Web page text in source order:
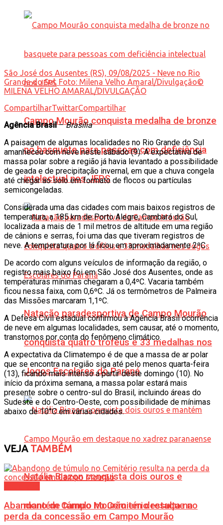
Campo Mourão conquista medalha de bronze
no basquete para pessoas com deficiência
intelectual nos JEPS
Natação paradesportiva de Campo Mourão
conquista quatro troféus e 33 medalhas nos
Jogos Escolares do Paraná
Natália Biazon conquista dois ouros e
mantém Campo Mourão em destaque no
São José dos Ausentes (RS), 09/08/2025 - Neve no Rio
Grande do Sul. Foto: Milena Velho Amaral/Divulgação©
MILENA VELHO AMARAL/DIVULGAÇÃO
CompartilharTwittarCompartilhar
Agência Brasil–Brasília
A paisagem de algumas localidades no Rio Grande do Sul
amanheceu com neve neste sábado (9). A expectativa de
massa polar sobre a região já havia levantado a possibilidade
de geada e de precipitação invernal, em que a chuva congela
até chegar ao solo em formato de flocos ou partículas
semicongeladas.
Considerada uma das cidades com mais baixos registros de
temperatura, a 185 km de Porto Alegre, Cambará do Sul,
localizada a mais de 1 mil metros de altitude em uma região
de cânions e serras, foi uma das que tiveram registros de
neve. A temperatura por lá ficou em aproximadamente 2ºC.
De acordo com alguns veículos de informação da região, o
registro mais baixo foi em São José dos Ausentes, onde as
temperaturas mínimas chegaram a 0,4ºC. Vacaria também
ficou nessa faixa, com 0,6ºC. Já os termômetros de Palmeira
das Missões marcaram 1,1ºC.
A Defesa Civil estadual confirmou à Agência Brasil ocorrência
de neve em algumas localidades, sem causar, até o momento,
transtornos por conta do fenômeno climático.
A expectativa da Climatempo é de que a massa de ar polar
que se encontra na região siga até pelo menos quarta-feira
(13), ficando mais intenso a partir deste domingo (10). No
início da próxima semana, a massa polar estará mais
presente sobre o centro-sul do Brasil, incluindo áreas do
Sudeste e do Centro-Oeste, com possibilidade de mínimas
abaixo de 10°C em várias cidades.
VEJATAMBÉM
Abandono de túmulo no Cemitério resulta na
perda da concessão em Campo Mourão